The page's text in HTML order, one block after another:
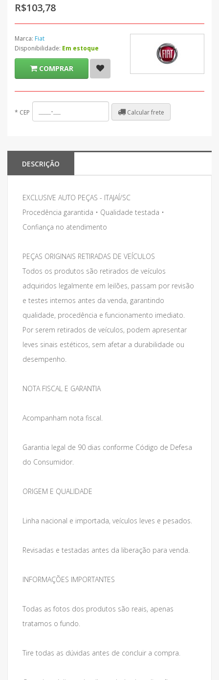
R$103,78
Marca: Fiat
Disponibilidade: Em estoque
COMPRAR
* CEP Calcular frete
DESCRIÇÃO
EXCLUSIVE AUTO PEÇAS - ITAJAÍ/SC
Procedência garantida • Qualidade testada •
Confiança no atendimento
PEÇAS ORIGINAIS RETIRADAS DE VEÍCULOS
Todos os produtos são retirados de veículos
adquiridos legalmente em leilões, passam por revisão
e testes internos antes da venda, garantindo
qualidade, procedência e funcionamento imediato.
Por serem retirados de veículos, podem apresentar
leves sinais estéticos, sem afetar a durabilidade ou
desempenho.
NOTA FISCAL E GARANTIA
Acompanham nota fiscal.
Garantia legal de 90 dias conforme Código de Defesa
do Consumidor.
ORIGEM E QUALIDADE
Linha nacional e importada, veículos leves e pesados.
Revisadas e testadas antes da liberação para venda.
INFORMAÇÕES IMPORTANTES
Todas as fotos dos produtos são reais, apenas
tratamos o fundo.
Tire todas as dúvidas antes de concluir a compra.